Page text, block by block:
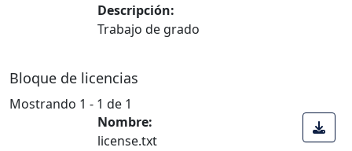
Descripción:
Trabajo de grado
Bloque de licencias
Mostrando 1 - 1 de 1
Nombre:
license.txt